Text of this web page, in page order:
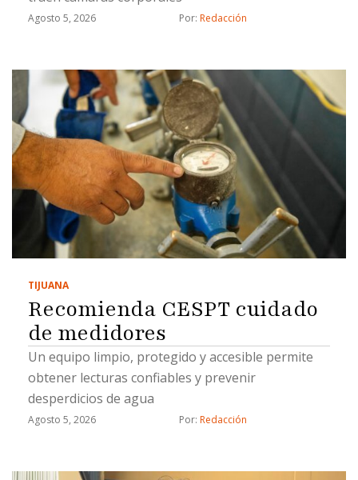
Agosto 5, 2026 Por: Redacción
TIJUANA
Recomienda CESPT cuidado
de medidores
Un equipo limpio, protegido y accesible permite
obtener lecturas confiables y prevenir
desperdicios de agua
Agosto 5, 2026 Por: Redacción